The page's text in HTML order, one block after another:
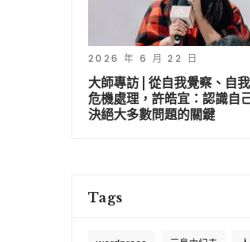
2026 年 6 月 22 日
大師專訪 | 從自我覺察、自
危機處理，許皓宜：認識自
決絕大多數問題的關鍵
Tags